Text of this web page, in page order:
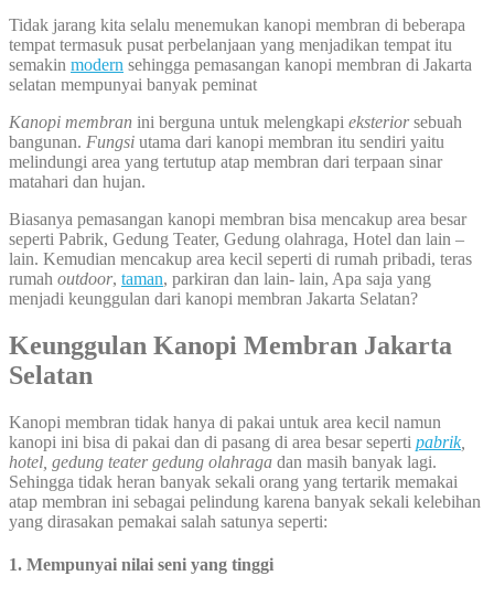
Tidak jarang kita selalu menemukan kanopi membran di beberapa
tempat termasuk pusat perbelanjaan yang menjadikan tempat itu
semakin modern sehingga pemasangan kanopi membran di Jakarta
selatan mempunyai banyak peminat
Kanopi membran ini berguna untuk melengkapi eksteriorsebuah
bangunan. Fungsi utama dari kanopi membran itu sendiri yaitu
melindungi area yang tertutup atap membran dari terpaan sinar
matahari dan hujan.
Biasanya pemasangan kanopi membran bisa mencakup area besar
seperti Pabrik, Gedung Teater, Gedung olahraga, Hotel dan lain –
lain. Kemudian mencakup area kecil seperti di rumah pribadi, teras
rumah outdoor, taman, parkiran dan lain- lain, Apa saja yang
menjadi keunggulan dari kanopi membran Jakarta Selatan?
Keunggulan Kanopi Membran Jakarta
Selatan
Kanopi membran tidak hanya di pakai untuk area kecil namun
kanopi ini bisa di pakai dan di pasang di area besar seperti pabrik,
hotel, gedung teater gedung olahraga dan masih banyak lagi.
Sehingga tidak heran banyak sekali orang yang tertarik memakai
atap membran ini sebagai pelindung karena banyak sekali kelebihan
yang dirasakan pemakai salah satunya seperti:
1. Mempunyai nilai seni yang tinggi